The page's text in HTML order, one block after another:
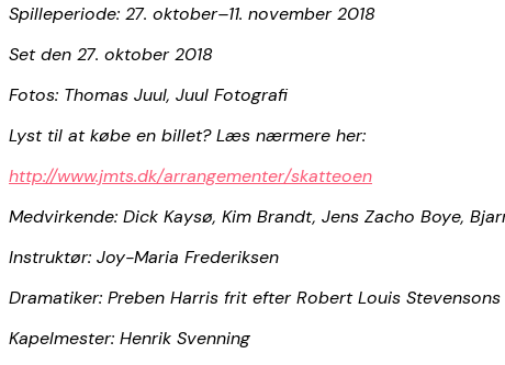
Spilleperiode: 27. oktober–11. november 2018
Set den 27. oktober 2018
Fotos: Thomas Juul, Juul Fotografi
Lyst til at købe en billet? Læs nærmere her:
http://www.jmts.dk/arrangementer/skatteoen
Medvirkende: Dick Kaysø, Kim Brandt, Jens Zacho Boye,
Instruktør: Joy-Maria Frederiksen
Dramatiker: Preben Harris frit efter Robert Louis
Kapelmester: Henrik Svenning